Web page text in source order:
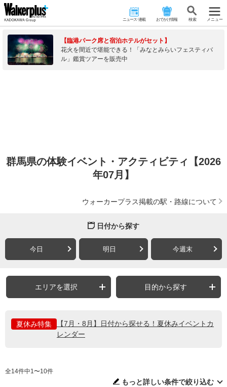
ニュース･連載 おでかけ情報 検 索 メニュー
【臨港パーク席と宿泊ホテルがセット】
花火を間近で堪能できる！「みなとみらいフェスティバ
ル」鑑賞ツアーを販売中
群馬県の体験イベント・アクティビティ【2026
年07月】
ウォーカープラス掲載の駅・路線について
日付から探す
今日 明日 今週末
エリアを選択 目的から探す
夏休み特集
【7月・8月】日付から探せる！夏休みイベントカ
レンダー
全14件中1〜10件
もっと詳しい条件で絞り込む